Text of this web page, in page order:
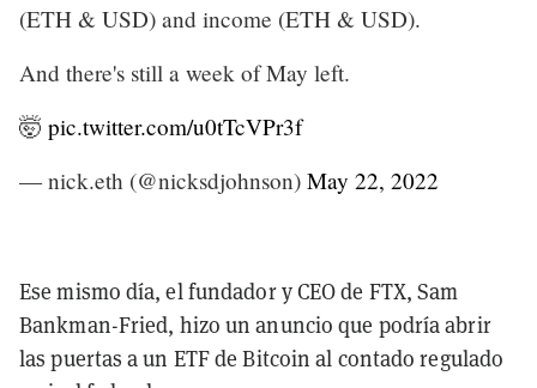
(ETH & USD) and income (ETH & USD).
And there's still a week of May left.
🤯 pic.twitter.com/u0tTcVPr3f
— nick.eth (@nicksdjohnson) May 22, 2022
Ese mismo día, el fundador y CEO de FTX, Sam
Bankman-Fried, hizo un anuncio que podría abrir
las puertas a un ETF de Bitcoin al contado regulado